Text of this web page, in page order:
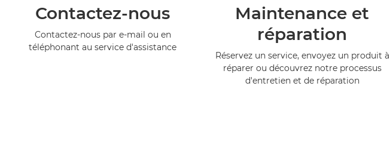
Contactez-nous
Contactez-nous par e-mail ou en
téléphonant au service d'assistance
Maintenance et
réparation
Réservez un service, envoyez un produit à
réparer ou découvrez notre processus
d'entretien et de réparation